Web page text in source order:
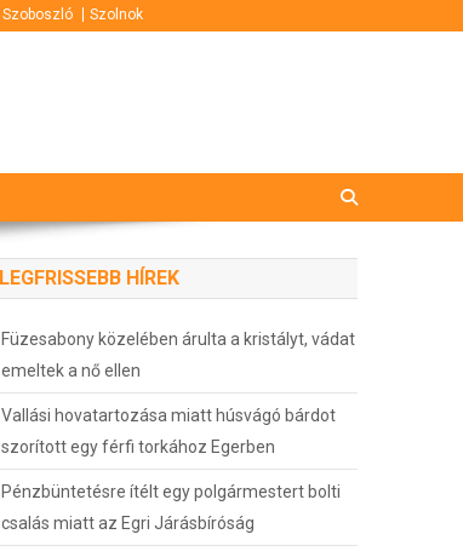
Szoboszló Szolnok
LEGFRISSEBB HÍREK
Füzesabony közelében árulta a kristályt, vádat
emeltek a nő ellen
Vallási hovatartozása miatt húsvágó bárdot
szorított egy férfi torkához Egerben
Pénzbüntetésre ítélt egy polgármestert bolti
csalás miatt az Egri Járásbíróság